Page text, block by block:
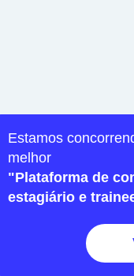
Estamos
melhor
"Plataforma de
estagiário e